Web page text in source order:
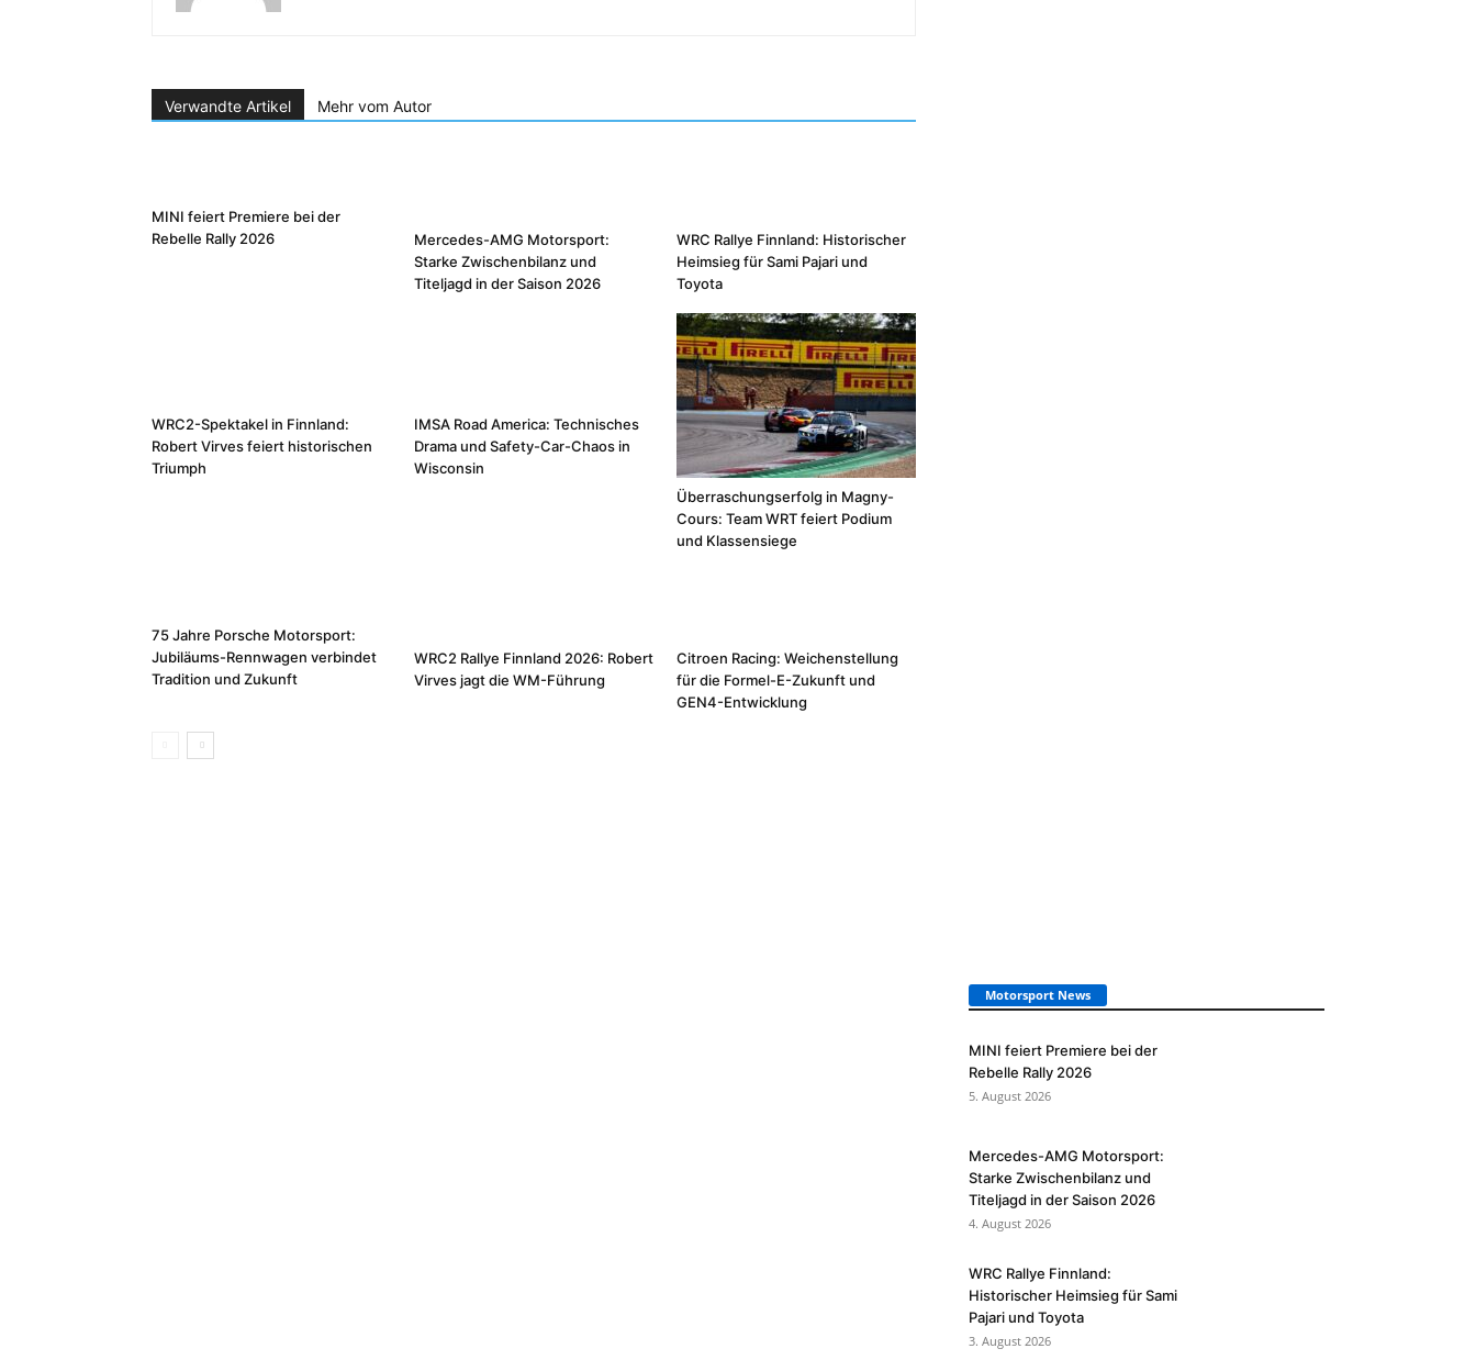
Verwandte Artikel Mehr vom Autor
MINI feiert Premiere bei der
Rebelle Rally 2026
Mercedes-AMG Motorsport:
Starke Zwischenbilanz und
Titeljagd in der Saison 2026
WRC Rallye Finnland: Historischer
Heimsieg für Sami Pajari und
Toyota
WRC2-Spektakel in Finnland:
Robert Virves feiert historischen
Triumph
IMSA Road America: Technisches
Drama und Safety-Car-Chaos in
Wisconsin
Überraschungserfolg in Magny-
Cours: Team WRT feiert Podium
und Klassensiege
75 Jahre Porsche Motorsport:
Jubiläums-Rennwagen verbindet
Tradition und Zukunft
WRC2 Rallye Finnland 2026: Robert
Virves jagt die WM-Führung
Citroen Racing: Weichenstellung
für die Formel-E-Zukunft und
GEN4-Entwicklung
Motorsport News
MINI feiert Premiere bei der
Rebelle Rally 2026
5. August 2026
Mercedes-AMG Motorsport:
Starke Zwischenbilanz und
Titeljagd in der Saison 2026
4. August 2026
WRC Rallye Finnland:
Historischer Heimsieg für Sami
Pajari und Toyota
3. August 2026